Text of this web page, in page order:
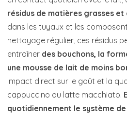
résidus de matières grasses
dans les tuyaux et les
nettoyage régulier, ces résidus
entraîner des bouchons, la
une mousse de lait de moins
impact direct sur le goût et la
cappuccino ou latte macchiato.
quotidiennement le système